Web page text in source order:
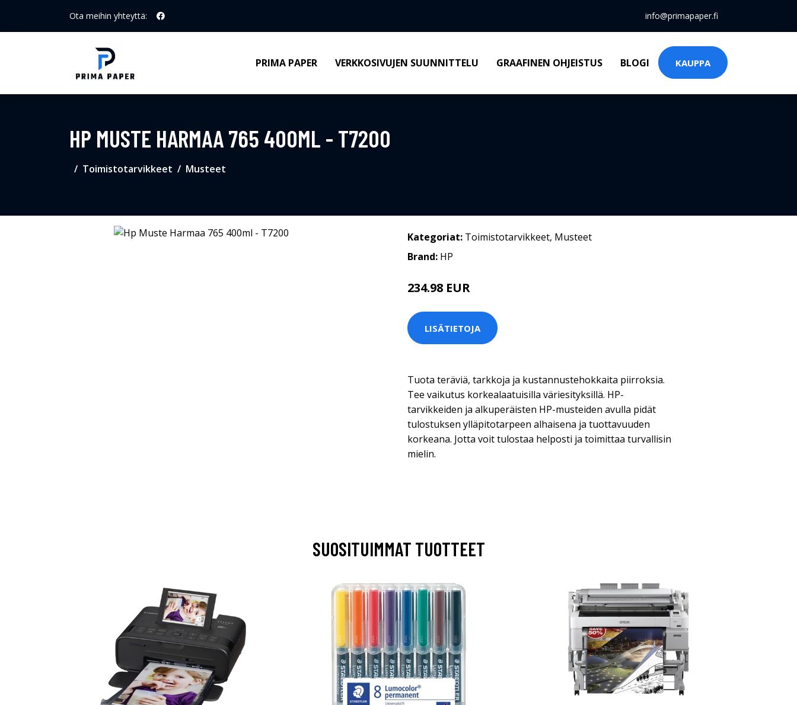
Ota meihin yhteyttä: info@primapaper.fi
PRIMA PAPER VERKKOSIVUJEN SUUNNITTELU GRAAFINEN OHJEISTUS BLOGI KAUPPA
HP MUSTE HARMAA 765 400ML - T7200
Toimistotarvikkeet Musteet
Kategoriat: Toimistotarvikkeet, Musteet
Brand: HP
234.98 EUR
LISÄTIETOJA
Tuota teräviä, tarkkoja ja kustannustehokkaita piirroksia.
Tee vaikutus korkealaatuisilla väriesityksillä. HP-
tarvikkeiden ja alkuperäisten HP-musteiden avulla pidät
tulostuksen ylläpitotarpeen alhaisena ja tuottavuuden
korkeana. Jotta voit tulostaa helposti ja toimittaa turvallisin
mielin.
SUOSITUIMMAT TUOTTEET